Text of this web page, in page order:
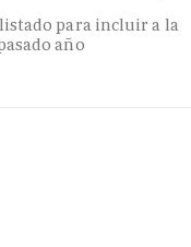
para incluir a la
año